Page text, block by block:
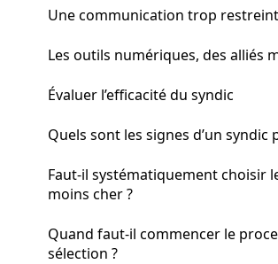
Une communication trop
Les outils numériques, des alliés
Évaluer l’efficacité du syndic
Quels sont les signes d’un syndic
Faut-il systématiquement choisir
moins cher ?
Quand faut-il commencer le
sélection ?